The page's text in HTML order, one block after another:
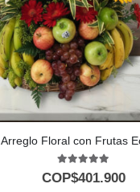
Arreglo Floral con Frutas
5.00out of 5
COP$401.900